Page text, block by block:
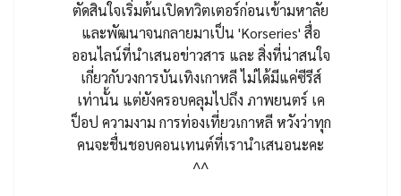
ตัดสินใจเริ่มต้นเปิดทวิตเตอร์ก่อนเข้ามหาลัย
และพัฒนาจนกลายมาเป็น 'Korseries' สื่อ
ออนไลน์ที่นำเสนอข่าวสาร และ สิ่งที่น่าสนใจ
เกี่ยวกับวงการบันเทิงเกาหลี ไม่ได้มีแค่ซีรีส์
เท่านั้น แต่ยังครอบคลุมไปถึง ภาพยนตร์ เค
ป็อป ความงาม การท่องเที่ยวเกาหลี หวังว่าทุก
คนจะชื่นชอบคอนเทนต์ที่เรานำเสนอนะคะ
^^